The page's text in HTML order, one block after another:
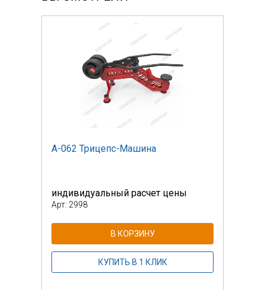
А-062 Трицепс-Машина
индивидуальный расчет цены
Арт: 2998
В КОРЗИНУ
КУПИТЬ В 1 КЛИК